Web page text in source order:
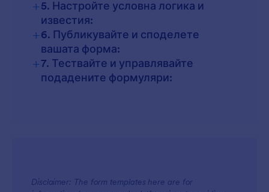
+5. Настройте условна логика и
известия:
+6. Публикувайте и споделете
вашата форма:
+7. Тествайте и управлявайте
подадените формуляри:
Disclaimer: The form templates here are for